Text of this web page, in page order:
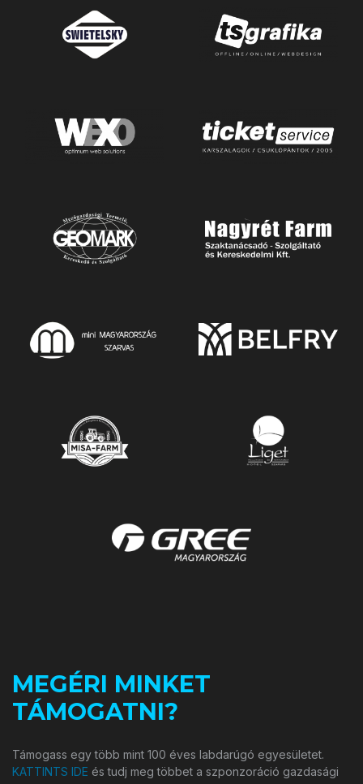
MEGÉRI MINKET
TÁMOGATNI?
Támogass egy több mint 100 éves labdarúgó egyesületet.
KATTINTS IDE és tudj meg többet a szponzoráció gazdasági